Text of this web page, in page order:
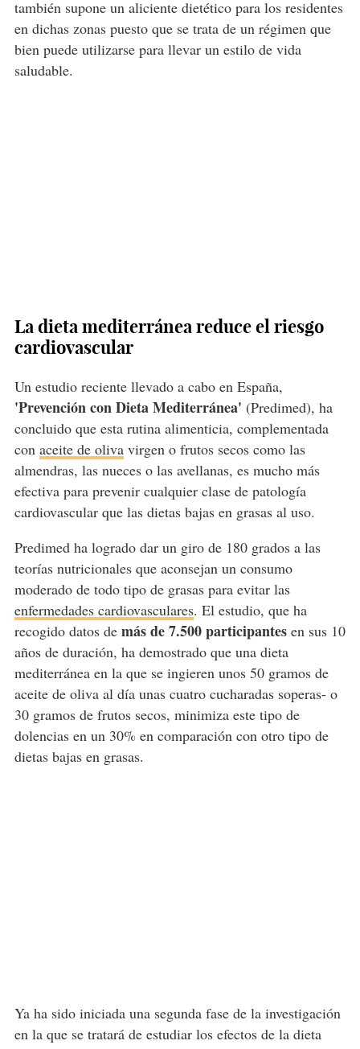
también supone un aliciente dietético para los residentes
en dichas zonas puesto que se trata de un régimen que
bien puede utilizarse para llevar un estilo de vida
saludable.
La dieta mediterránea reduce el riesgo
cardiovascular
Un estudio reciente llevado a cabo en España,
'Prevención con Dieta Mediterránea' (Predimed), ha
concluido que esta rutina alimenticia, complementada
con aceite de olivavirgen o frutos secos como las
almendras, las nueces o las avellanas, es mucho más
efectiva para prevenir cualquier clase de patología
cardiovascular que las dietas bajas en grasas al uso.
Predimed ha logrado dar un giro de 180 grados a las
teorías nutricionales que aconsejan un consumo
moderado de todo tipo de grasas para evitar las
enfermedades cardiovasculares. El estudio, que ha
recogido datos demás de 7.500 participantesen sus 10
años de duración, ha demostrado que una dieta
mediterránea en la que se ingieren unos 50 gramos de
aceite de oliva al día unas cuatro cucharadas soperas- o
30 gramos de frutos secos, minimiza este tipo de
dolencias en un 30% en comparación con otro tipo de
dietas bajas en grasas.
Ya ha sido iniciada una segunda fase de la investigación
en la que se tratará de estudiar los efectos de la dieta